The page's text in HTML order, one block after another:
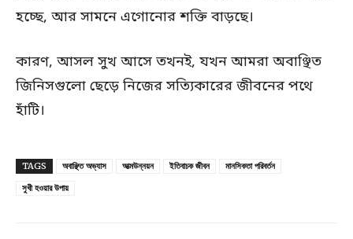
হচ্ছে, আর সামনে এগোনোর শক্তি বাড়ছে।
কারণ, আসল সুখ আসে তখনই, যখন আমরা অবাঞ্ছিত
জিনিসগুলো ছেড়ে নিজের সত্যিকারের জীবনের পথে
হাঁটি।
TAGS অবাঞ্ছিত অভ্যাস আত্মউন্নয়ন ইতিবাচক জীবন
মানসিকতা পরিবর্তন
সুখী হওয়ার উপায়